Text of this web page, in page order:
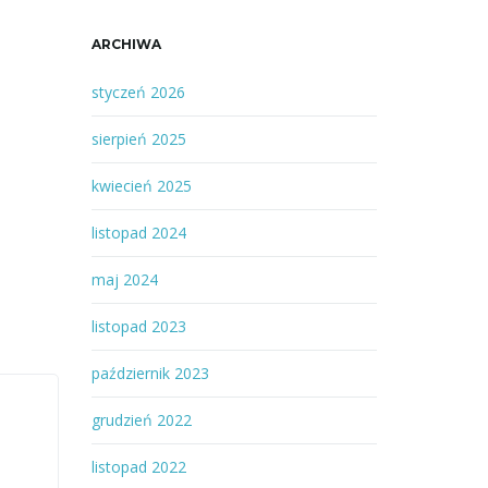
ARCHIWA
styczeń 2026
sierpień 2025
kwiecień 2025
listopad 2024
maj 2024
listopad 2023
październik 2023
grudzień 2022
listopad 2022